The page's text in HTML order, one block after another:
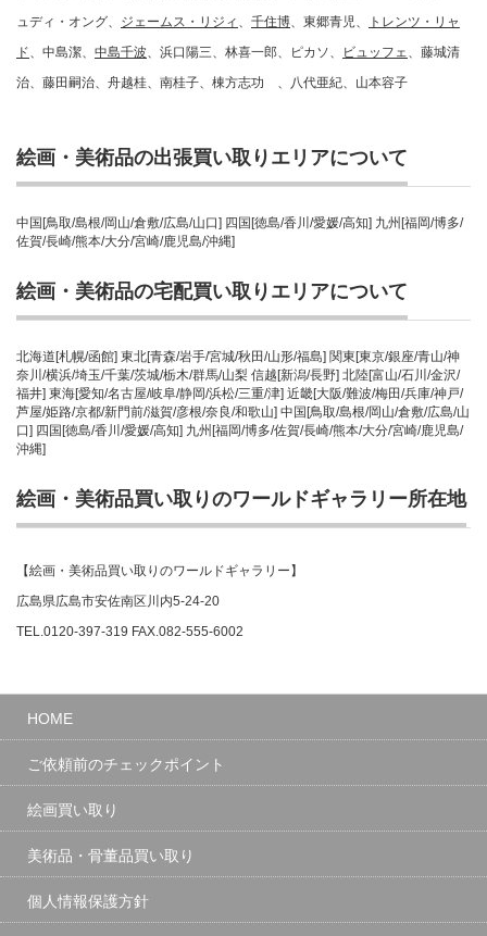
ュディ・オング、 ジェームス・リジィ 千住博 、東郷青児、
トレンツ・リャ
ド 、中島潔、 中島千波 、浜口陽三、林喜一郎、ピカソ、 ビュッフェ
、藤城清
治、藤田嗣治、舟越桂、南桂子、棟方志功 、八代亜紀、山本容子
絵画・美術品の出張買い取りエリアについて
中国[鳥取/島根/岡山/倉敷/広島/山口] 四国[徳島/香川/愛媛/高知] 九州[福岡/博多/
佐賀/長崎/熊本/大分/宮崎/鹿児島/沖縄]
絵画・美術品の宅配買い取りエリアについて
北海道[札幌/函館] 東北[青森/岩手/宮城/秋田/山形/福島] 関東[東京/銀座/青山/神
奈川/横浜/埼玉/千葉/茨城/栃木/群馬/山梨 信越[新潟/長野] 北陸[富山/石川/金沢/
福井] 東海[愛知/名古屋/岐阜/静岡/浜松/三重/津] 近畿[大阪/難波/梅田/兵庫/神戸/
芦屋/姫路/京都/新門前/滋賀/彦根/奈良/和歌山] 中国[鳥取/島根/岡山/倉敷/広島/山
口] 四国[徳島/香川/愛媛/高知] 九州[福岡/博多/佐賀/長崎/熊本/大分/宮崎/鹿児島/
沖縄]
絵画・美術品買い取りのワールドギャラリー所在地
【絵画・美術品買い取りのワールドギャラリー】
広島県広島市安佐南区川内5-24-20
TEL.0120-397-319 FAX.082-555-6002
HOME
ご依頼前のチェックポイント
絵画買い取り
美術品・骨董品買い取り
個人情報保護方針